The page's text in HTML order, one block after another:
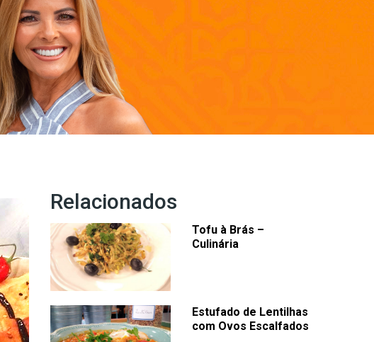
Relacionados
Tofu à Brás –
Culinária
Estufado de Lentilhas
com Ovos Escalfados